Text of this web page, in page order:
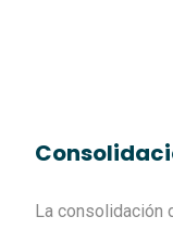
La consolidación